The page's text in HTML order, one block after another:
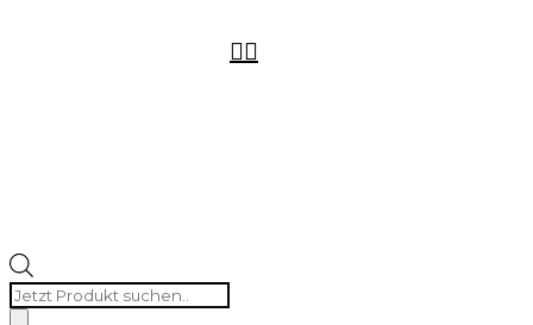
Products
search
